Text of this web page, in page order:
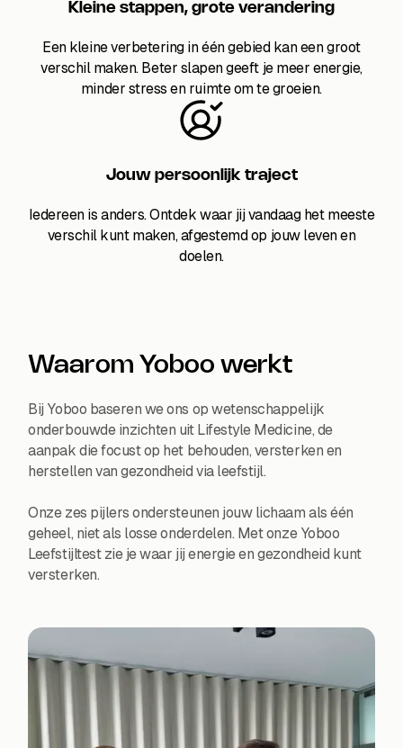
Kleine stappen, grote verandering
Een kleine verbetering in één gebied kan een groot
verschil maken. Beter slapen geeft je meer energie,
minder stress en ruimte om te groeien.
Jouw persoonlijk traject
Iedereen is anders. Ontdek waar jij vandaag het meeste
verschil kunt maken, afgestemd op jouw leven en
doelen.
Waarom Yoboo werkt
Bij Yoboo baseren we ons op wetenschappelijk
onderbouwde inzichten uit Lifestyle Medicine, de
aanpak die focust op het behouden, versterken en
herstellen van gezondheid via leefstijl.
Onze zes pijlers ondersteunen jouw lichaam als één
geheel, niet als losse onderdelen. Met onze Yoboo
Leefstijltest zie je waar jij energie en gezondheid kunt
versterken.